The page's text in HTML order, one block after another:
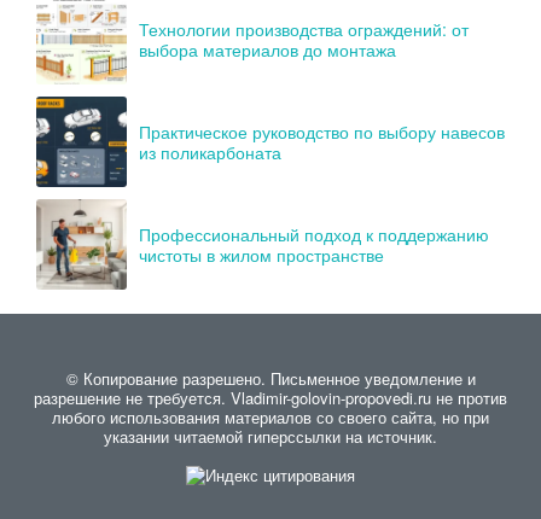
Технологии производства ограждений: от
выбора материалов до монтажа
Практическое руководство по выбору навесов
из поликарбоната
Профессиональный подход к поддержанию
чистоты в жилом пространстве
© Копирование разрешено. Письменное уведомление и
разрешение не требуется. Vladimir-golovin-propovedi.ru не против
любого использования материалов со своего сайта, но при
указании читаемой гиперссылки на источник.